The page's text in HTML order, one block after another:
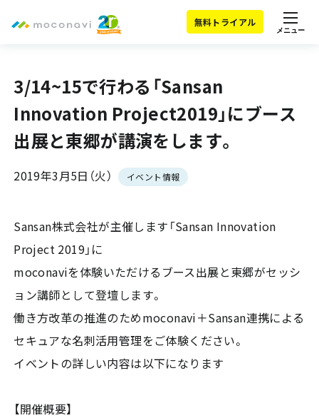
無料トライアル
メニュー
3/14~15で行わる「Sansan
Innovation Project2019」にブース
出展と東郷が講演をします。
2019年3月5日（火） イベント情報
Sansan株式会社が主催します「Sansan Innovation
Project 2019」に
moconaviを体験いただけるブース出展と東郷がセッシ
ョン講師として登壇します。
働き方改革の推進のためmoconavi＋Sansan連携による
セキュアな名刺活用管理をご体験ください。
イベントの詳しい内容は以下になります
【開催概要】